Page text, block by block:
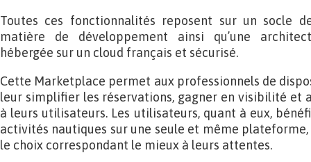
Toutes ces fonctionnalités reposent sur un socle
matière de développement ainsi qu’une
hébergée sur un cloud français et sécurisé.
Cette Marketplace permet aux professionnels de
leur simplifier les réservations, gagner en visibilité et
à leurs utilisateurs. Les utilisateurs, quant à eux,
activités nautiques sur une seule et même
le choix correspondant le mieux à leurs attentes.